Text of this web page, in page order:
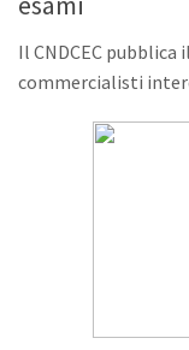
Il CNDCEC pubblica
commercialisti